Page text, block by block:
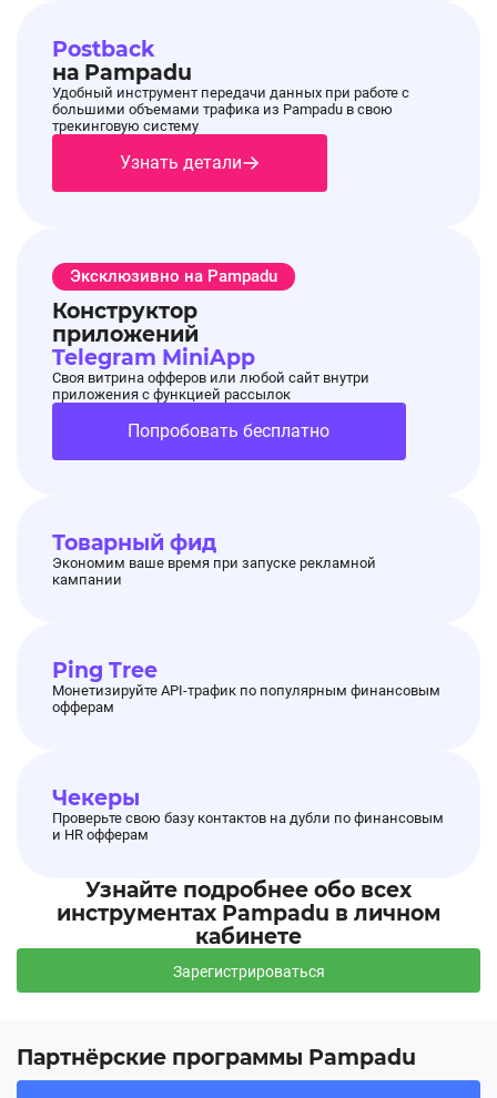
Postback
на Pampadu
Удобный инструмент передачи данных при работе с
большими объемами трафика из Pampadu в свою
трекинговую систему
Узнать детали
Эксклюзивно на Pampadu
Конструктор
приложений
Telegram MiniApp
Своя витрина офферов или любой сайт внутри
приложения с функцией рассылок
Попробовать бесплатно
Товарный фид
Экономим ваше время при запуске рекламной
кампании
Ping Tree
Монетизируйте API-трафик по популярным финансовым
офферам
Чекеры
Проверьте свою базу контактов на дубли по финансовым
и HR офферам
Узнайте подробнее обо всех
инструментах Pampadu в личном
кабинете
Зарегистрироваться
Партнёрские программы Pampadu